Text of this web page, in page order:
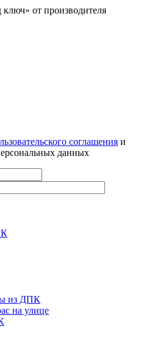
ключ» от производителя
соглашения и
данных
из ДПК
на улице